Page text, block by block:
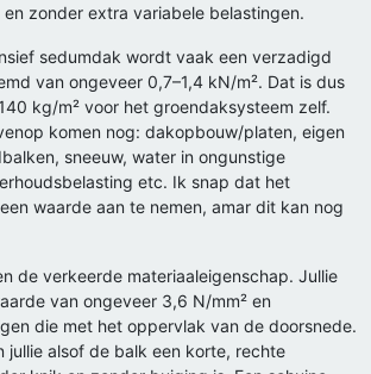
zonder extra variabele belastingen.
sedumdak wordt vaak een verzadigd
van ongeveer 0,7–1,4 kN/m². Dat is dus
kg/m² voor het groendaksysteem zelf.
komen nog: dakopbouw/platen, eigen
sneeuw, water in ongunstige
etc. Ik snap dat het
waarde aan te nemen, amar dit kan nog
de verkeerde materiaaleigenschap. Jullie
van ongeveer 3,6 N/mm² en
die met het oppervlak van de doorsnede.
jullie alsof de balk een korte, rechte